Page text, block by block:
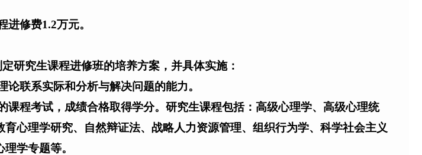
修费1.2万元。
研究生课程进修班的培养方案，并具体实施：
联系实际和分析与解决问题的能力。
课程考试，成绩合格取得学分。研究生课程包括：高级心理学、高级心理统
心理学研究、自然辩证法、战略人力资源管理、组织行为学、科学社会主义
学专题等。